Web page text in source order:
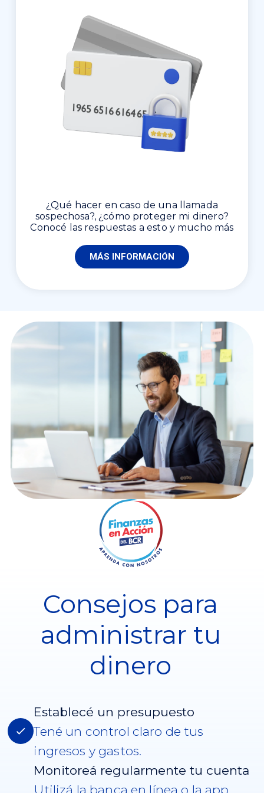
¿Qué hacer en caso de una llamada
sospechosa?, ¿cómo proteger mi dinero?
Conocé las respuestas a esto y mucho más
MÁS INFORMACIÓN
Consejos para
administrar tu
dinero
Establecé un presupuesto
Tené un control claro de tus
ingresos y gastos.
Monitoreá regularmente tu cuenta
Utilizá la banca en línea o la app